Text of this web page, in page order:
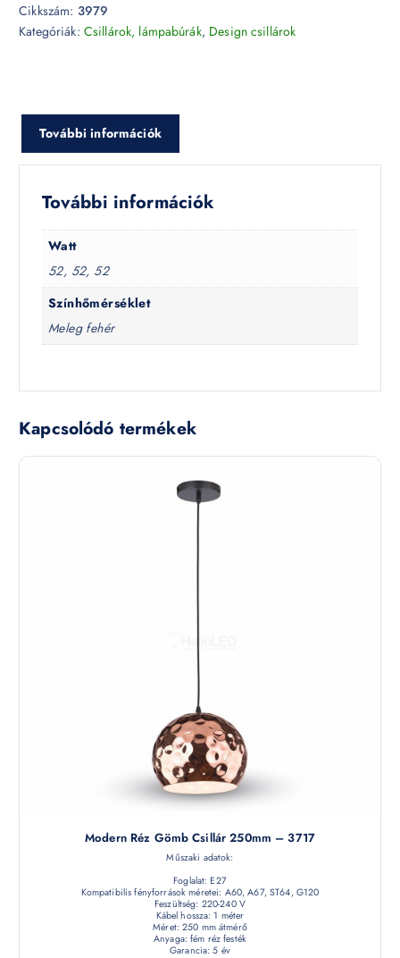
Cikkszám: 3979
Kategóriák: Csillárok, lámpabúrák, Design csillárok
További információk
További információk
Watt
52, 52, 52
Színhőmérséklet
Meleg fehér
Kapcsolódó termékek
Modern Réz Gömb Csillár 250mm – 3717
Műszaki adatok:
Foglalat: E27
Kompatibilis fényforrások méretei: A60, A67, ST64, G120
Feszültség: 220-240 V
Kábel hossza: 1 méter
Méret: 250 mm átmérő
Anyaga: fém réz festék
Garancia: 5 év